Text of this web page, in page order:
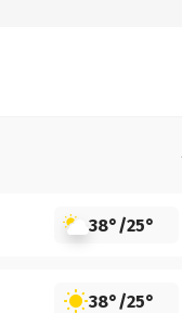
38°/25°
38°/25°